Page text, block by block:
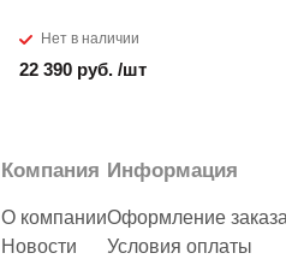
Нет в наличии
22 390 руб. /шт
Компания
О компании
Новости
Информация
Оформление
Условия оплаты